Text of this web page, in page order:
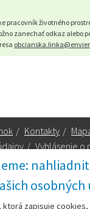
osobných
zapisuje cookies,
pracovník životného
zanechať odkaz alebo
/ Kontakty /
/ Vyhlásenie o